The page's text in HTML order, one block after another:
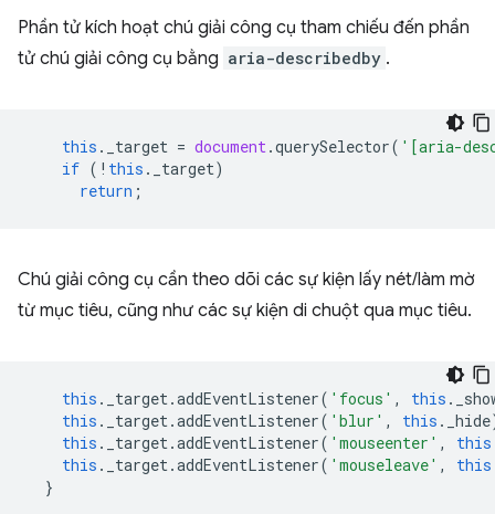
Phần tử kích hoạt chú giải công cụ tham chiếu đến phần
tử chú giải công cụ bằng aria-describedby .
this . _target = document.querySelector( '[aria-
if ( ! this . _target)
return ;
Chú giải công cụ cần theo dõi các sự kiện lấy nét/làm mờ
từ mục tiêu, cũng như các sự kiện di chuột qua mục tiêu.
this . _target.addEventListener( 'focus' , this .
this . _target.addEventListener( 'blur' , this . _hide
this . _target.addEventListener( 'mouseenter' , this
this . _target.addEventListener( 'mouseleave' , this
}